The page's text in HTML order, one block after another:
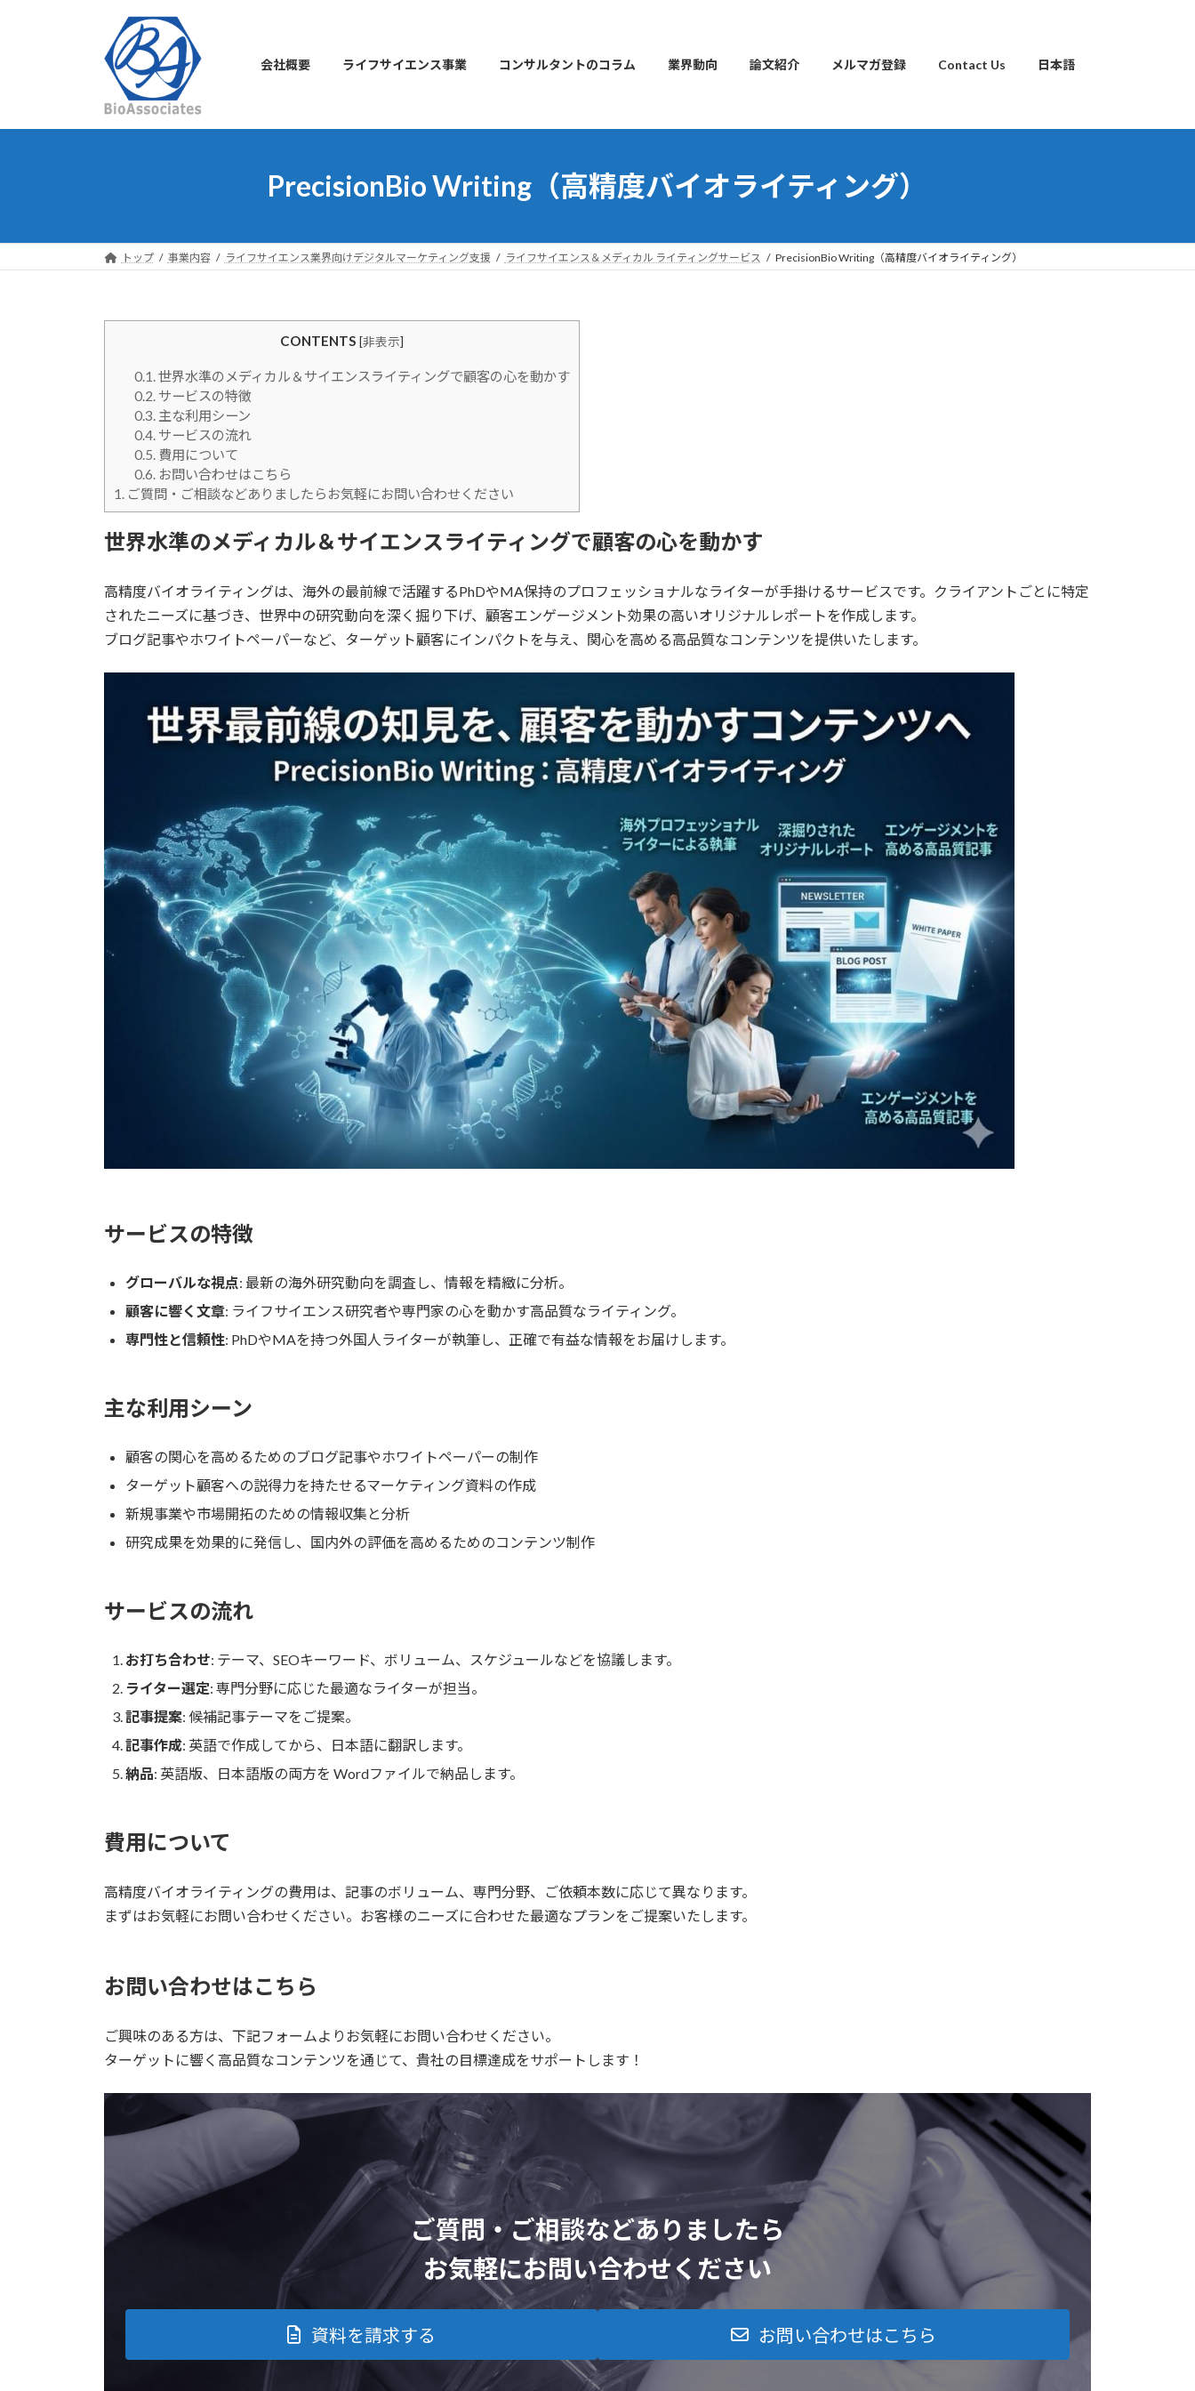
会社概要 ライフサイエンス事業 コンサルタントのコラム 業界動向 論文紹介 メルマガ登録 Contact Us 日本語
PrecisionBio Writing（高精度バイオライティング）
トップ 事業内容 ライフサイエンス業界向けデジタルマーケティング支援 ライフサイエンス＆メディカル ライティングサービス PrecisionBio Writing（高精度バイオライティング）
CONTENTS [非表示]
0.1.世界水準のメディカル＆サイエンスライティングで顧客の心を動かす
0.2.サービスの特徴
0.3.主な利用シーン
0.4.サービスの流れ
0.5.費用について
0.6.お問い合わせはこちら
1. ご質問・ご相談などありましたらお気軽にお問い合わせください
世界水準のメディカル＆サイエンスライティングで顧客の心を動かす
高精度バイオライティングは、海外の最前線で活躍するPhDやMA保持のプロフェッショナルなライターが手掛けるサービスです。クライアントごとに特定
されたニーズに基づき、世界中の研究動向を深く掘り下げ、顧客エンゲージメント効果の高いオリジナルレポートを作成します。
ブログ記事やホワイトペーパーなど、ターゲット顧客にインパクトを与え、関心を高める高品質なコンテンツを提供いたします。
サービスの特徴
グローバルな視点: 最新の海外研究動向を調査し、情報を精緻に分析。
顧客に響く文章: ライフサイエンス研究者や専門家の心を動かす高品質なライティング。
専門性と信頼性: PhDやMAを持つ外国人ライターが執筆し、正確で有益な情報をお届けします。
主な利用シーン
顧客の関心を高めるためのブログ記事やホワイトペーパーの制作
ターゲット顧客への説得力を持たせるマーケティング資料の作成
新規事業や市場開拓のための情報収集と分析
研究成果を効果的に発信し、国内外の評価を高めるためのコンテンツ制作
サービスの流れ
お打ち合わせ: テーマ、SEOキーワード、ボリューム、スケジュールなどを協議します。
ライター選定: 専門分野に応じた最適なライターが担当。
記事提案: 候補記事テーマをご提案。
記事作成: 英語で作成してから、日本語に翻訳します。
納品: 英語版、日本語版の両方を Wordファイルで納品します。
費用について
高精度バイオライティングの費用は、記事のボリューム、専門分野、ご依頼本数に応じて異なります。
まずはお気軽にお問い合わせください。お客様のニーズに合わせた最適なプランをご提案いたします。
お問い合わせはこちら
ご興味のある方は、下記フォームよりお気軽にお問い合わせください。
ターゲットに響く高品質なコンテンツを通じて、貴社の目標達成をサポートします！
ご質問・ご相談などありましたら
お気軽にお問い合わせください
資料を請求する お問い合わせはこちら